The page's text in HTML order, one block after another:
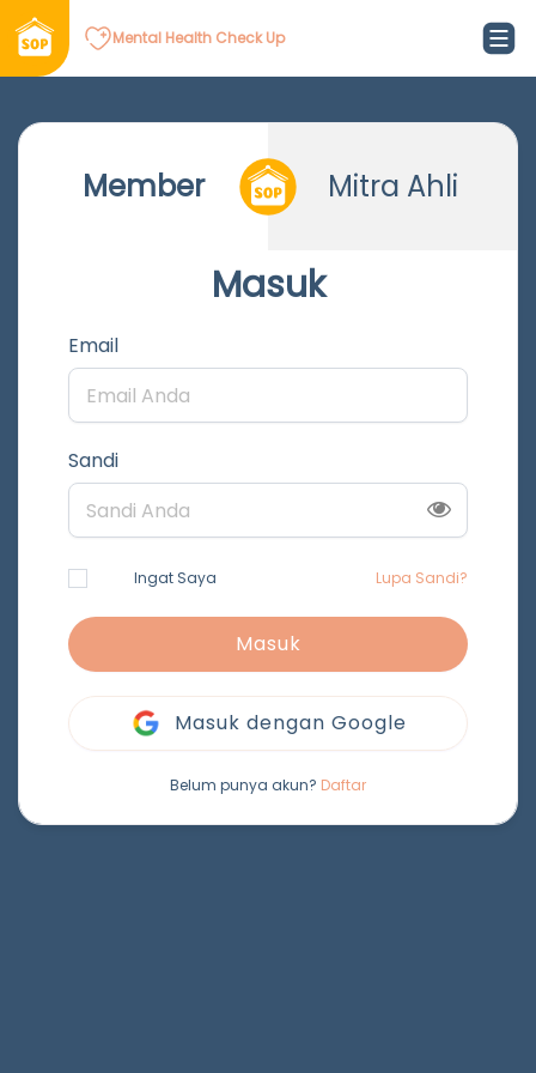
Mental Health Check Up
Member Mitra Ahli
Masuk
Email
Sandi
Ingat Saya Lupa Sandi?
Masuk
Masuk dengan Google
Belum punya akun? Daftar